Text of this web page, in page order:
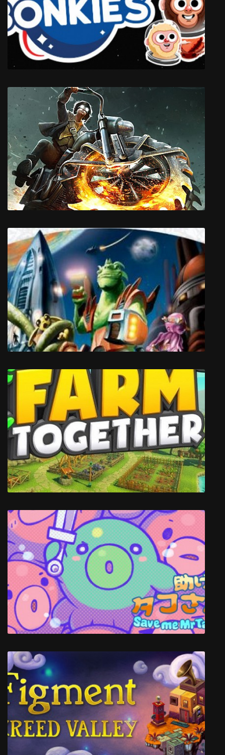
Critadel
Bonkies
Steel Rats
Spore Galactic Adventures
Farm Together
Save me Mr Tako: Tasukete Tako-San